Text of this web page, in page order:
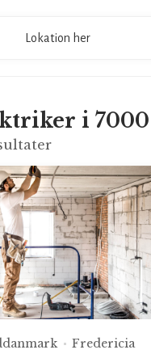
i
Fredericia